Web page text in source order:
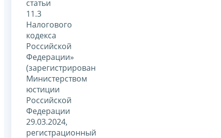
статьи
11.3
Налогового
кодекса
Российской
Федерации»
(зарегистрирован
Министерством
юстиции
Российской
Федерации
29.03.2024,
регистрационный